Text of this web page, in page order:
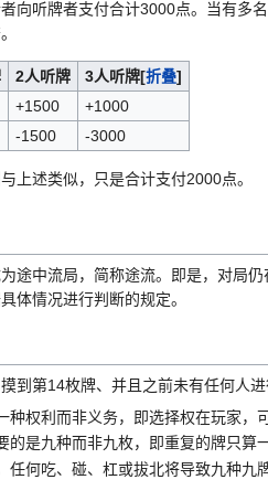
向听牌者支付合计3000点。当有多
2人听牌 [折叠]
3人听牌
+1500
+1000
-1500 -3000
上述类似，只是合计支付2000点。
途中流局，简称途流。即是，对局
体情况进行判断的规定。
到第14枚牌、并且之前未有任何人
种权利而非义务，即选择权在玩家
的是九种而非九枚，即重复的牌只算一
任何吃、碰、杠或拔北将导致九种九